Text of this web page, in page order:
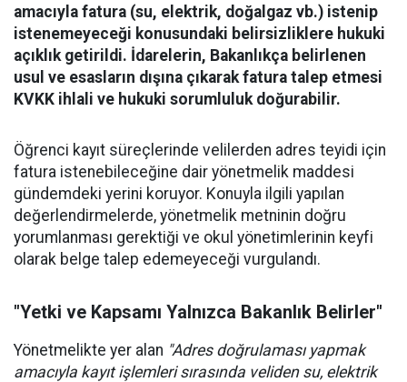
amacıyla fatura (su, elektrik, doğalgaz vb.) istenip
istenemeyeceği konusundaki belirsizliklere hukuki
açıklık getirildi. İdarelerin, Bakanlıkça belirlenen
usul ve esasların dışına çıkarak fatura talep etmesi
KVKK ihlali ve hukuki sorumluluk doğurabilir.
Öğrenci kayıt süreçlerinde velilerden adres teyidi için
fatura istenebileceğine dair yönetmelik maddesi
gündemdeki yerini koruyor. Konuyla ilgili yapılan
değerlendirmelerde, yönetmelik metninin doğru
yorumlanması gerektiği ve okul yönetimlerinin keyfi
olarak belge talep edemeyeceği vurgulandı.
"Yetki ve Kapsamı Yalnızca Bakanlık Belirler"
Yönetmelikte yer alan "Adres doğrulaması yapmak
amacıyla kayıt işlemleri sırasında veliden su, elektrik